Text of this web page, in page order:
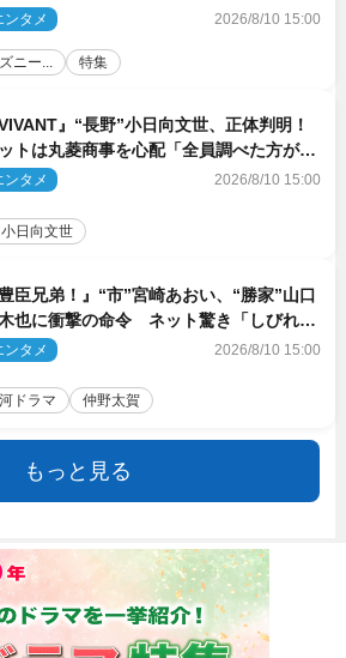
今のお笑い界に一石を投じる“真の笑
ンタメ 2026/8/10 15:00
ニー... 特集
VIVANT』“長野”小日向文世、正体判明！
トは丸菱商事を心配「全員調べた方がい
「魔境すぎん？？」
ンタメ 2026/8/10 15:00
小日向文世
臣兄弟！』“市”宮崎あおい、“勝家”山口
也に衝撃の命令 ネット驚き「しびれた
」「激アツ!!」（ネタバレあり）
ンタメ 2026/8/10 15:00
ドラマ 仲野太賀
もっと見る